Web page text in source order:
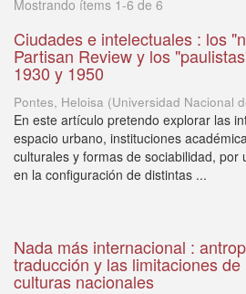
Mostrando ítems 1-6 de 6
Ciudades e intelectuales : los
Partisan Review y los
1930 y 1950
Pontes, Heloisa (Universidad Nacional
En este artículo pretendo explorar las
espacio urbano, instituciones
culturales y formas de sociabilidad, por
en la configuración de distintas ...
Nada más internacional :
traducción y las limitaciones
culturas nacionales